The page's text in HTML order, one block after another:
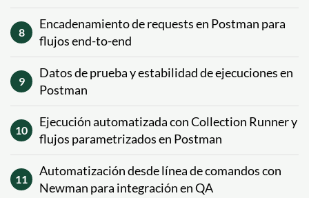
8
Encadenamiento de requests en Postman para
flujos end-to-end
9
Datos de prueba y estabilidad de ejecuciones en
Postman
10
Ejecución automatizada con Collection Runner y
flujos parametrizados en Postman
11
Automatización desde línea de comandos con
Newman para integración en QA